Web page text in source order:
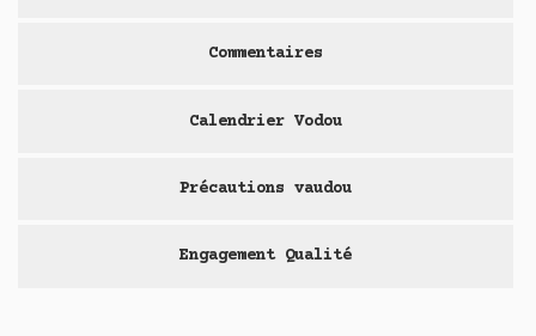
Commentaires
Calendrier Vodou
Précautions vaudou
Engagement Qualité